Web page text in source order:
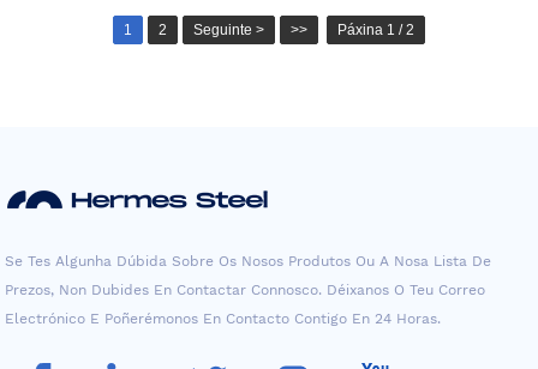
C...
ascensor...
1 2 Seguinte > >> Páxina 1 / 2
Se Tes Algunha Dúbida Sobre Os Nosos Produtos Ou A Nosa Lista De
Prezos, Non Dubides En Contactar Connosco. Déixanos O Teu Correo
Electrónico E Poñerémonos En Contacto Contigo En 24 Horas.